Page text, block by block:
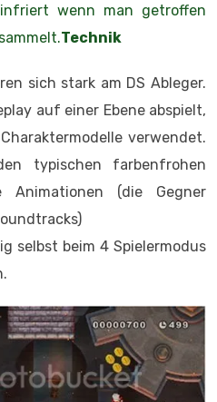
wenn man getroffen
Technik
sich stark am DS Ableger.
auf einer Ebene abspielt,
verwendet.
typischen farbenfrohen
Animationen (die Gegner
selbst beim 4 Spielermodus